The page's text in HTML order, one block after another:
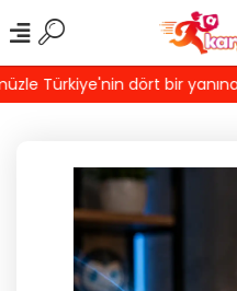
Türkiye'nin dört bir yanına